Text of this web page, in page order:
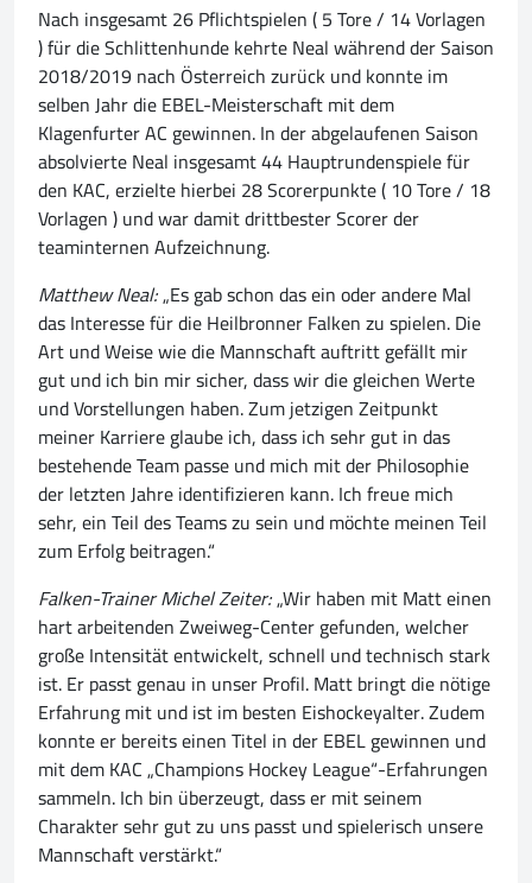
Nach insgesamt 26 Pflichtspielen ( 5 Tore / 14 Vorlagen
) für die Schlittenhunde kehrte Neal während der Saison
2018/2019 nach Österreich zurück und konnte im
selben Jahr die EBEL-Meisterschaft mit dem
Klagenfurter AC gewinnen. In der abgelaufenen Saison
absolvierte Neal insgesamt 44 Hauptrundenspiele für
den KAC, erzielte hierbei 28 Scorerpunkte ( 10 Tore / 18
Vorlagen ) und war damit drittbester Scorer der
teaminternen Aufzeichnung.
Matthew Neal:„Es gab schon das ein oder andere Mal
das Interesse für die Heilbronner Falken zu spielen. Die
Art und Weise wie die Mannschaft auftritt gefällt mir
gut und ich bin mir sicher, dass wir die gleichen Werte
und Vorstellungen haben. Zum jetzigen Zeitpunkt
meiner Karriere glaube ich, dass ich sehr gut in das
bestehende Team passe und mich mit der Philosophie
der letzten Jahre identifizieren kann. Ich freue mich
sehr, ein Teil des Teams zu sein und möchte meinen Teil
zum Erfolg beitragen.“
Falken-Trainer Michel Zeiter:„Wir haben mit Matt einen
hart arbeitenden Zweiweg-Center gefunden, welcher
große Intensität entwickelt, schnell und technisch stark
ist. Er passt genau in unser Profil. Matt bringt die nötige
Erfahrung mit und ist im besten Eishockeyalter. Zudem
konnte er bereits einen Titel in der EBEL gewinnen und
mit dem KAC „Champions Hockey League“-Erfahrungen
sammeln. Ich bin überzeugt, dass er mit seinem
Charakter sehr gut zu uns passt und spielerisch unsere
Mannschaft verstärkt.“